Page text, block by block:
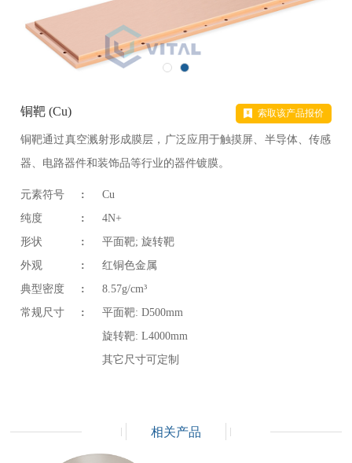
铜靶 (Cu) 索取该产品报价
铜靶通过真空溅射形成膜层，广泛应用于触摸屏、半导体、传感
器、电路器件和装饰品等行业的器件镀膜。
元素符号 :
Cu
纯度
:
4N+
形状
: 平面靶;旋转靶
外观
:
红铜色金属
典型密度
:
8.57g/cm³
常规尺寸
: 平面靶: D500mm
旋转靶: L4000mm
其它尺寸可定制
相关产品